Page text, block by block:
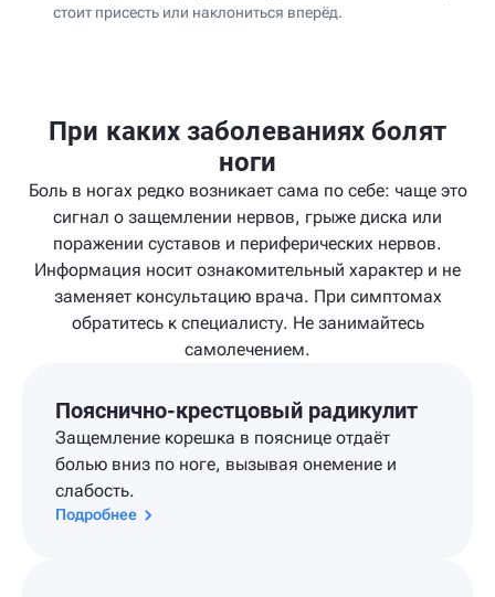
стоит присесть или наклониться вперёд.
При каких заболеваниях болят
ноги
Боль в ногах редко возникает сама по себе: чаще это
сигнал о защемлении нервов, грыже диска или
поражении суставов и периферических нервов.
Информация носит ознакомительный характер и не
заменяет консультацию врача. При симптомах
обратитесь к специалисту. Не занимайтесь
самолечением.
Пояснично-крестцовый радикулит
Защемление корешка в пояснице отдаёт
болью вниз по ноге, вызывая онемение и
слабость.
Подробнее